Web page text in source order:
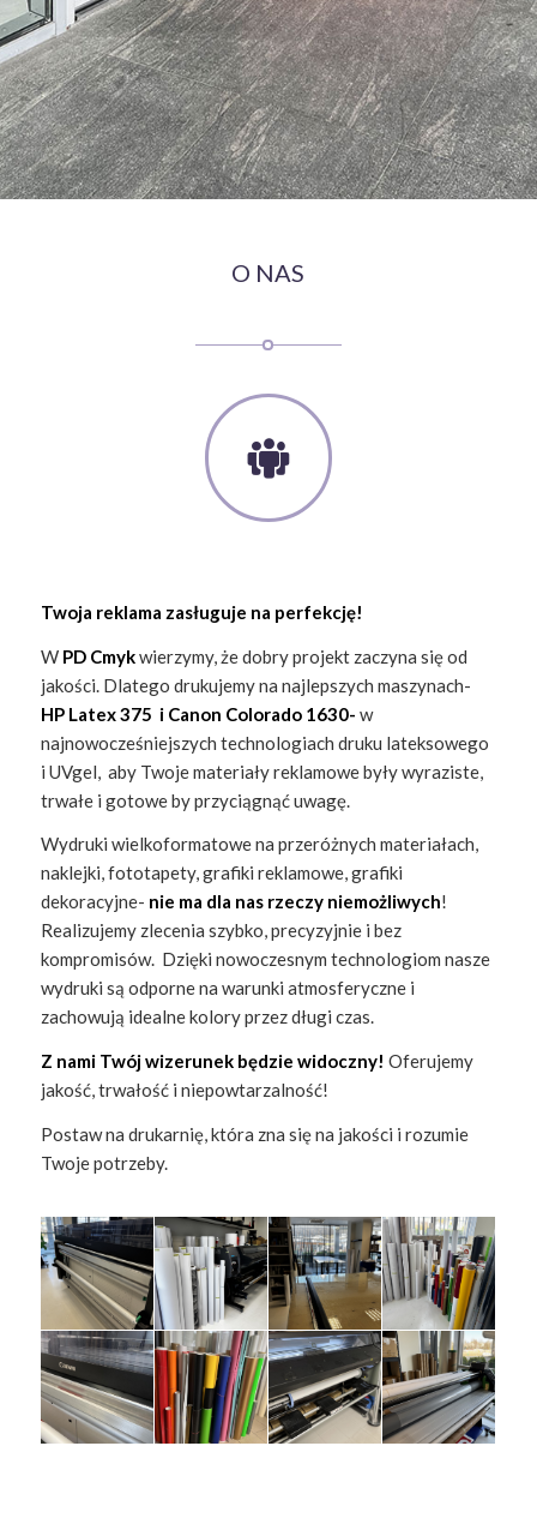
⚬ Wydruki wielkoformatowe
⚬ Reklama zewnętrzna
⚬ Fototapety
O NAS
Twoja reklama zasługuje na perfekcję!
W PD Cmykwierzymy, że dobry projekt zaczyna się od
jakości. Dlatego drukujemy na najlepszych maszynach-
HP Latex 375 i Canon Colorado 1630- w
najnowocześniejszych technologiach druku lateksowego
i UVgel, aby Twoje materiały reklamowe były wyraziste,
trwałe i gotowe by przyciągnąć uwagę.
Wydruki wielkoformatowe na przeróżnych materiałach,
naklejki, fototapety, grafiki reklamowe, grafiki
dekoracyjne- nie ma dla nas rzeczy niemożliwych!
Realizujemy zlecenia szybko, precyzyjnie i bez
kompromisów. Dzięki nowoczesnym technologiom nasze
wydruki są odporne na warunki atmosferyczne i
zachowują idealne kolory przez długi czas.
Z nami Twój wizerunek będzie widoczny! Oferujemy
jakość, trwałość i niepowtarzalność!
Postaw na drukarnię, która zna się na jakości i rozumie
Twoje potrzeby.